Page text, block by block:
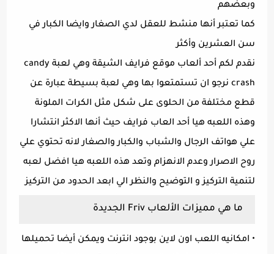
وبعضهم
كما تعتبر أنها منشط للعقل لدي الصغار وايضا الكبار في
سن العشرين وأكثر
نقدم لكم أحد ألعاب موقع فرايف الشيقة وهي لعبة candy
crash نرجو ان تستمتعوا بها وهي لعبة بسيطة عبارة عن
قطع مختلفة من الحلوى على شكل مثل الكرات الملونة
وهذه اللعبه هيا أحد العاب فرايف حيث أنها الاكثر انتشارا
علي هواتف الرجال والشباب والكبار والصغار لانه تحتوي علي
روح الاصرار وعدم الانهزام وتعد هذه اللعبه هيا افضل لعبه
لتنمية التركيز و التوضيح والنظر الي ابعد الحدود من التركيز
ما هي مميزات الألعاب Friv الجديدة
• امكانيه اللعب اون لاين بوجود انترنت ويمكن أيضا تحميلها